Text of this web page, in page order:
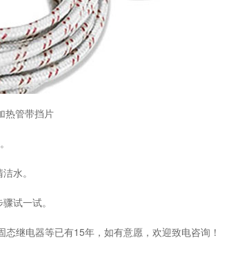
热管带挡片
水。
试一试。
继电器等已有15年，如有意愿，欢迎致电咨询！